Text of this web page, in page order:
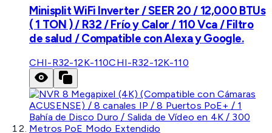
Minisplit WiFi Inverter / SEER 20 / 12,000 BTUs
( 1 TON ) / R32 / Frío y Calor / 110 Vca / Filtro
de salud / Compatible con Alexa y Google.
CHI-R32-12K-110CHI-R32-12K-110